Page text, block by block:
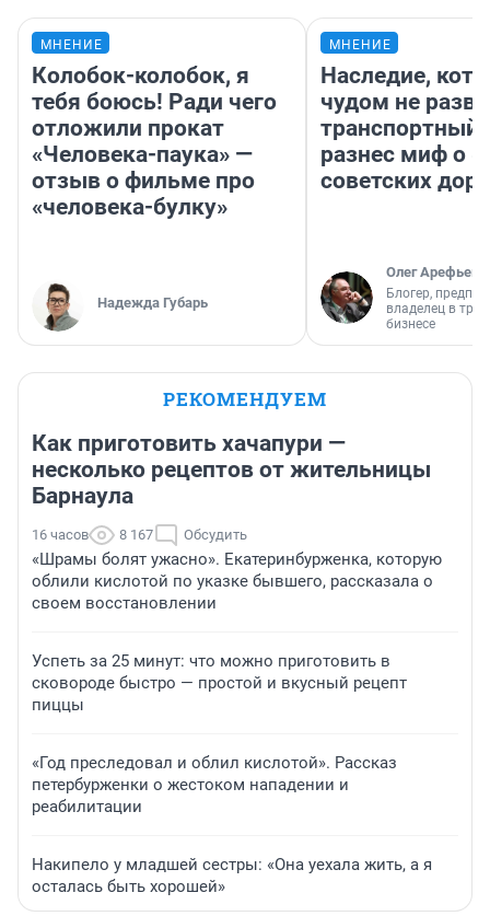
МНЕНИЕ
Колобок-колобок, я
тебя боюсь! Ради чего
отложили прокат
«Человека-паука» —
отзыв о фильме про
«человека-булку»
Надежда Губарь
МНЕНИЕ
Наследие,
чудом не
транспортный
разнес миф о
советских
Олег Арефьев
Блогер,
владелец в
бизнесе
РЕКОМЕНДУЕМ
Как приготовить хачапури —
несколько рецептов от жительницы
Барнаула
16 часов 8 167 Обсудить
«Шрамы болят ужасно». Екатеринбурженка, которую
облили кислотой по указке бывшего, рассказала о
своем восстановлении
Успеть за 25 минут: что можно приготовить в
сковороде быстро — простой и вкусный рецепт
пиццы
«Год преследовал и облил кислотой». Рассказ
петербурженки о жестоком нападении и
реабилитации
Накипело у младшей сестры: «Она уехала жить, а я
осталась быть хорошей»